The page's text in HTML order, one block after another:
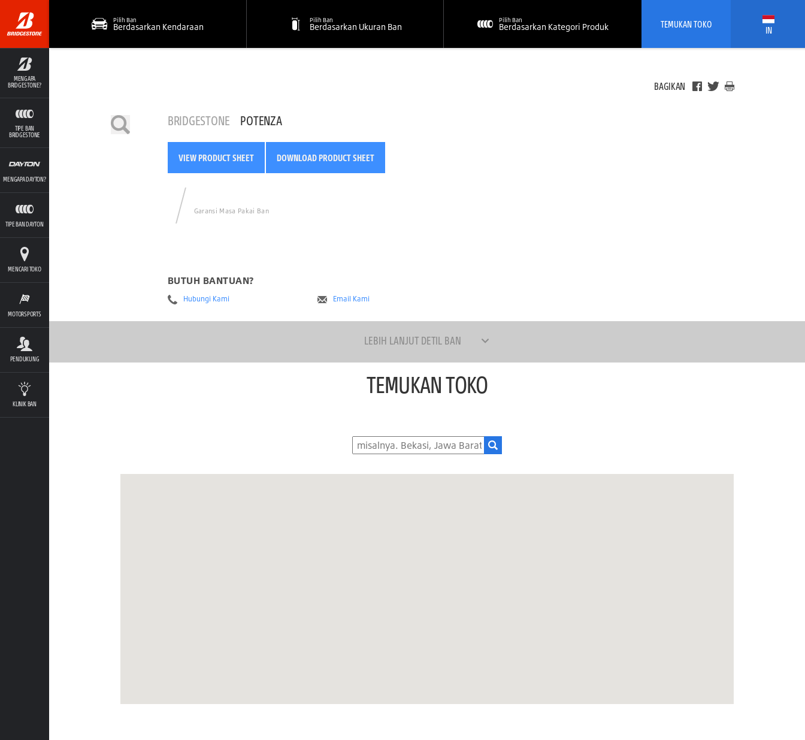
MENGAPA
BRIDGESTONE?
TIPE BAN
BRIDGESTONE
MENGAPA DAYTON?
TIPE BAN DAYTON
MENCARI TOKO
MOTORSPORTS
PENDUKUNG
KLINIK BAN
Pilih Ban
Berdasarkan Kendaraan
Pilih Ban
Berdasarkan Ukuran Ban
Pilih Ban
Berdasarkan Kategori Produk TEMUKAN TOKO IN
BAGIKAN
BRIDGESTONE POTENZA
VIEW PRODUCT SHEET DOWNLOAD PRODUCT SHEET
Garansi Masa Pakai Ban
BUTUH BANTUAN?
Hubungi Kami Email Kami
LEBIH LANJUT DETIL BAN
TEMUKAN TOKO